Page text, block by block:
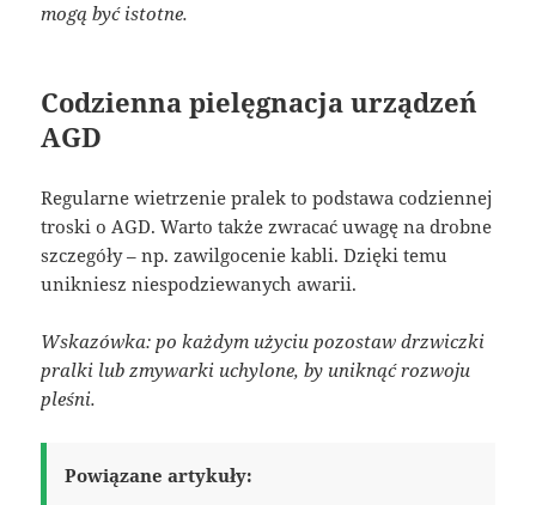
mogą być istotne.
Codzienna pielęgnacja urządzeń
AGD
Regularne wietrzenie pralek to podstawa codziennej
troski o AGD. Warto także zwracać uwagę na drobne
szczegóły – np. zawilgocenie kabli. Dzięki temu
unikniesz niespodziewanych awarii.
Wskazówka: po każdym użyciu pozostaw drzwiczki
pralki lub zmywarki uchylone, by uniknąć rozwoju
pleśni.
Powiązane artykuły: